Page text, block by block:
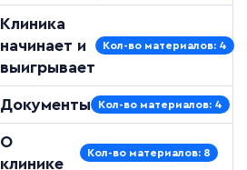
Клиника
начинает и
выигрывает
Кол-во материалов: 4
Документы Кол-во материалов: 4
О
клинике
Кол-во материалов: 8